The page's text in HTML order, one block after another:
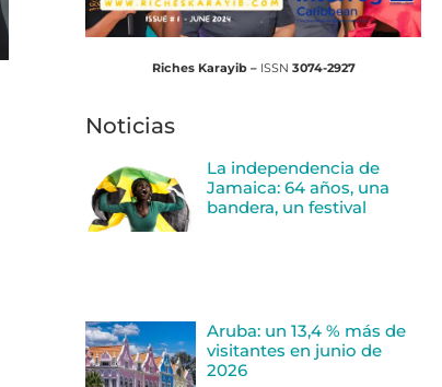
Riches Karayib – ISSN 3074-2927
Noticias
La independencia de
Jamaica: 64 años, una
bandera, un festival
Aruba: un 13,4 % más de
visitantes en junio de
2026